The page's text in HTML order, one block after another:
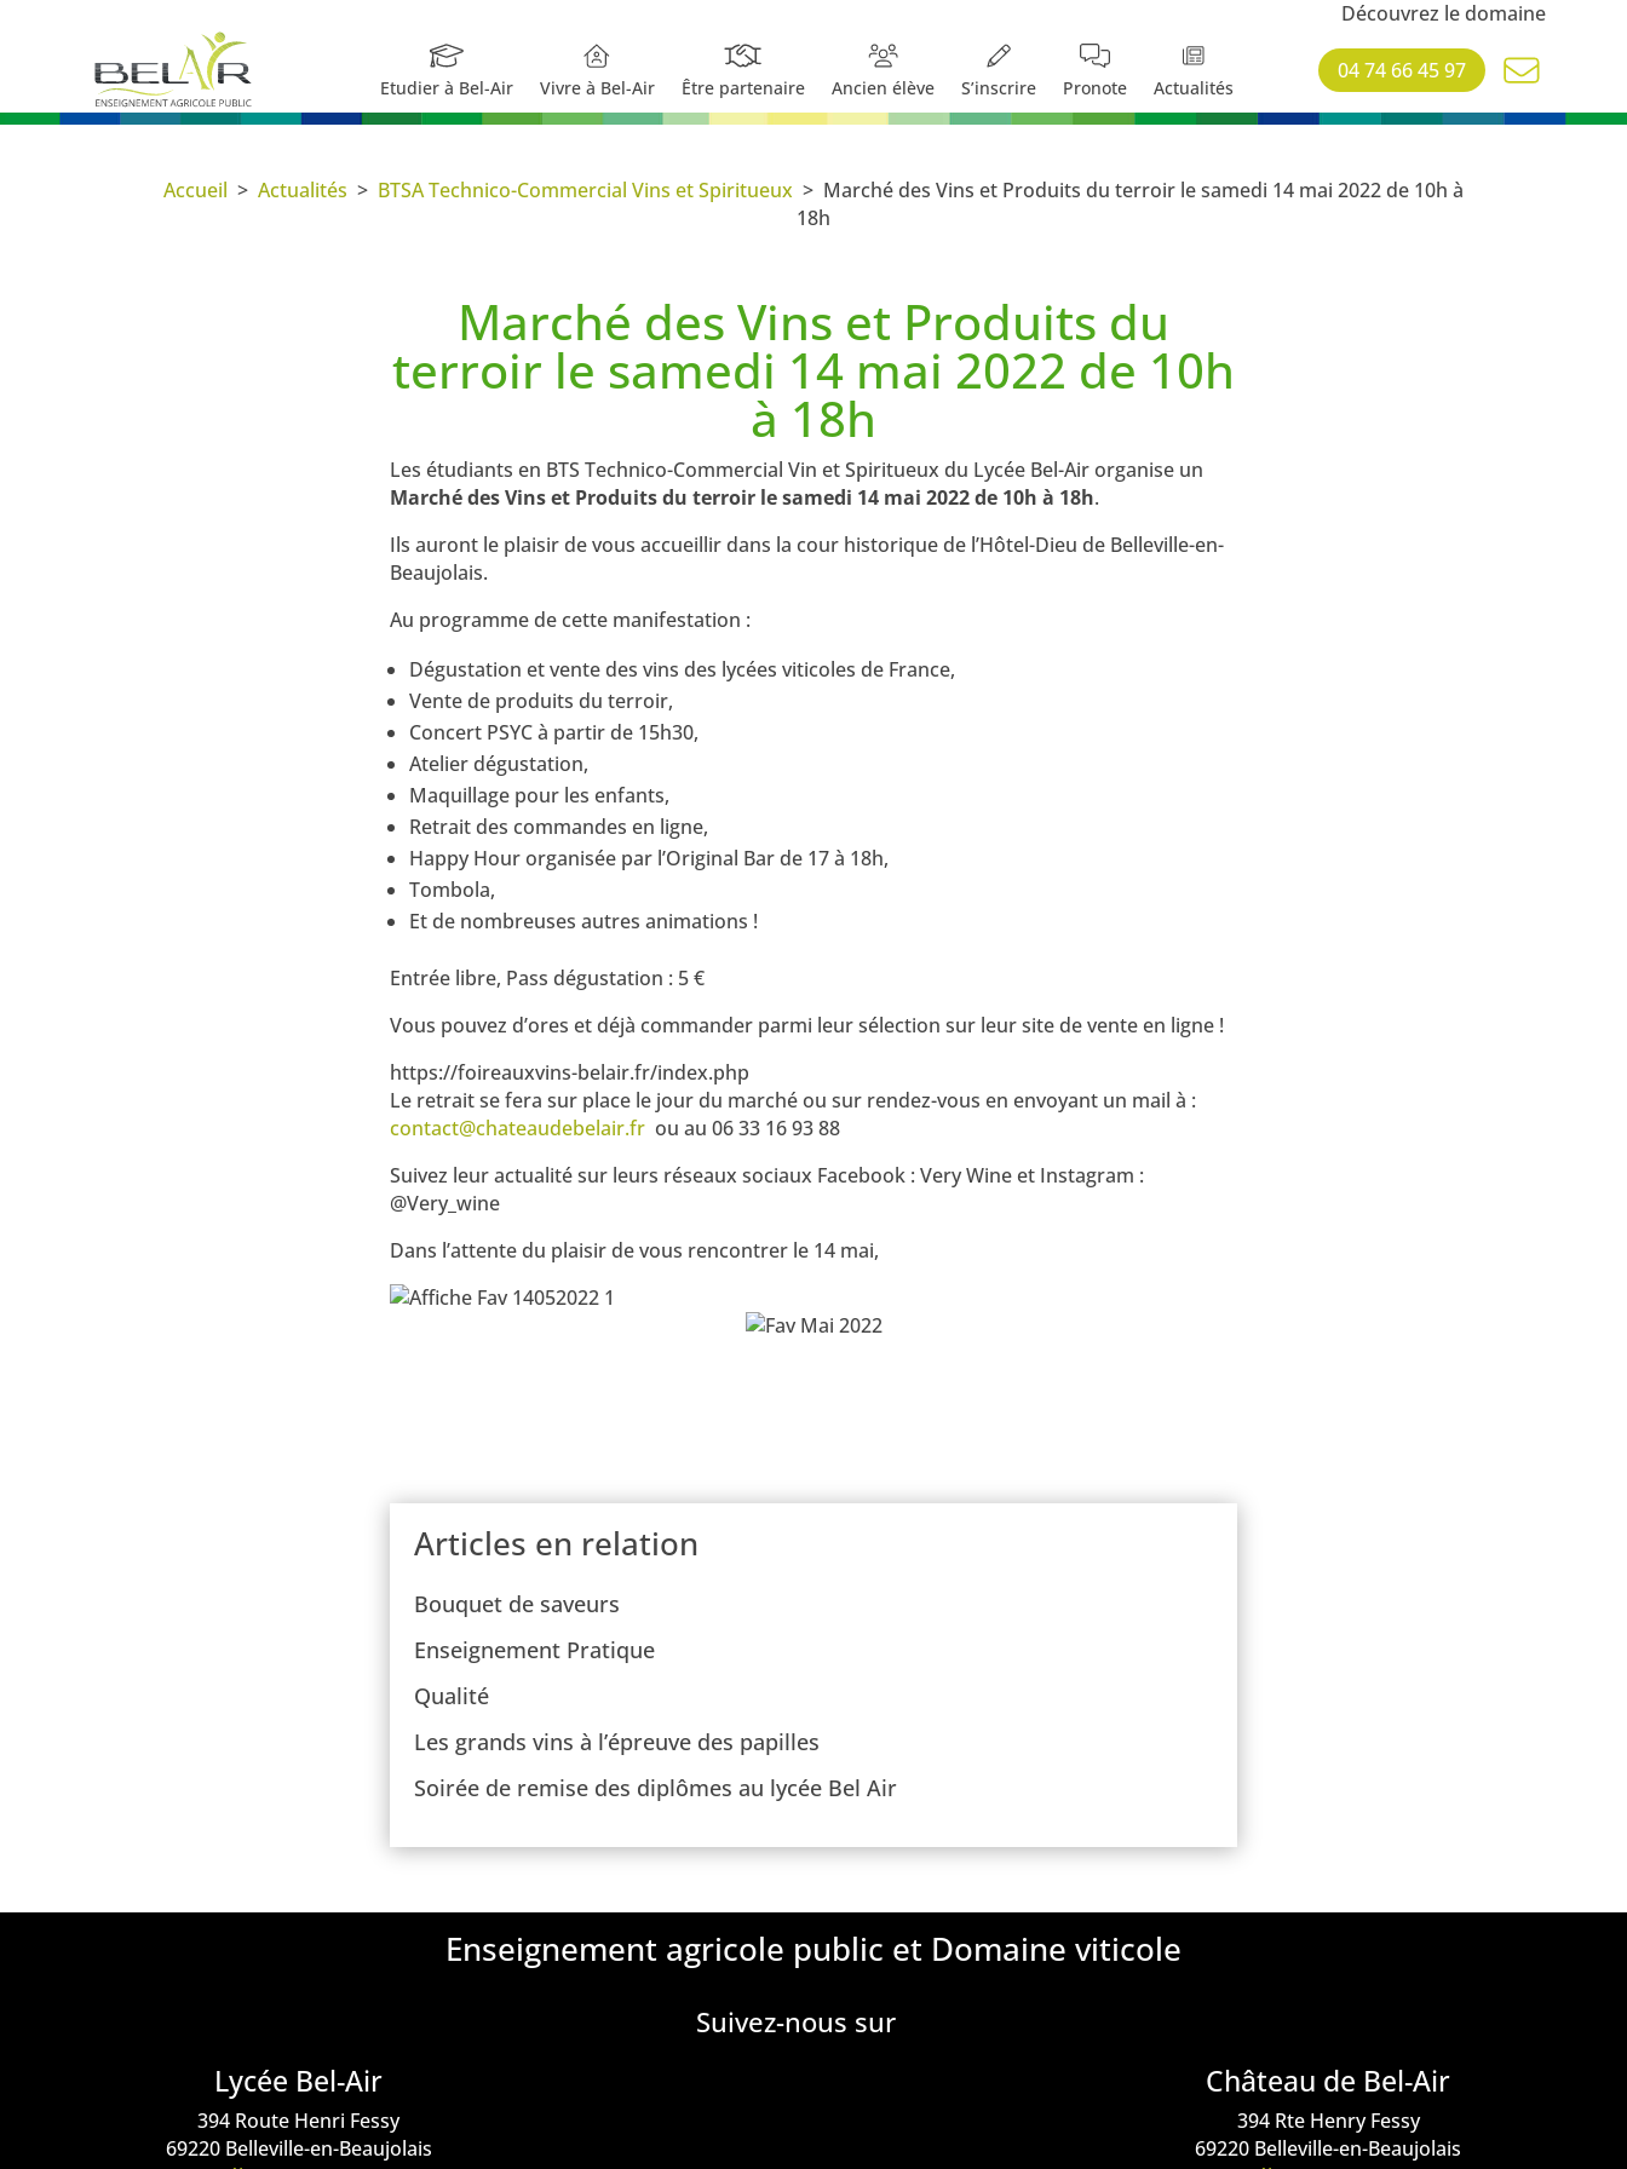
Découvrez le domaine
Etudier à Bel-Air Vivre à Bel-Air Être partenaire Ancien élève S’inscrire Pronote Actualités
04 74 66 45 97
Accueil > Actualités > BTSA Technico-Commercial Vins et Spiritueux > Marché des Vins et Produits du terroir le samedi 14 mai 2022 de 10h à
18h
Marché des Vins et Produits du
terroir le samedi 14 mai 2022 de 10h
à 18h
15 Avr 2022|BTSA Technico-Commercial Vins et Spiritueux
Les étudiants en BTS Technico-Commercial Vin et Spiritueux du Lycée Bel-Air organise un
Marché des Vins et Produits du terroir le samedi 14 mai 2022 de 10h à 18h.
Ils auront le plaisir de vous accueillir dans la cour historique de l’Hôtel-Dieu de Belleville-en-
Beaujolais.
Au programme de cette manifestation :
Dégustation et vente des vins des lycées viticoles de France,
Vente de produits du terroir,
Concert PSYC à partir de 15h30,
Atelier dégustation,
Maquillage pour les enfants,
Retrait des commandes en ligne,
Happy Hour organisée par l’Original Bar de 17 à 18h,
Tombola,
Et de nombreuses autres animations !
Entrée libre, Pass dégustation : 5 €
Vous pouvez d’ores et déjà commander parmi leur sélection sur leur site de vente en ligne !
https://foireauxvins-belair.fr/index.php
Le retrait se fera sur place le jour du marché ou sur rendez-vous en envoyant un mail à :
contact@chateaudebelair.fr ou au 06 33 16 93 88
Suivez leur actualité sur leurs réseaux sociaux Facebook : Very Wine et Instagram :
@Very_wine
Dans l’attente du plaisir de vous rencontrer le 14 mai,
Articles en relation
Bouquet de saveurs
Enseignement Pratique
Qualité
Les grands vins à l’épreuve des papilles
Soirée de remise des diplômes au lycée Bel Air
Enseignement agricole public et Domaine viticole
Suivez-nous sur
Lycée Bel-Air
394 Route Henri Fessy
69220 Belleville-en-Beaujolais
Château de Bel-Air
394 Rte Henry Fessy
69220 Belleville-en-Beaujolais